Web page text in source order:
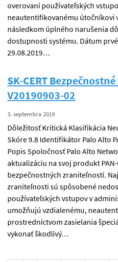
overovaní používateľských
neautentifikovanému útočníkovi
následkom úplného narušenia
dostupnosti systému. Dátum
29.08.2019…
SK-CERT
V20190903-02
3. septembra 2019
Dôležitosť Kritická Klasifikácia
Skóre 9.8 Identifikátor Palo Alto
Popis Spoločnosť Palo Alto
aktualizáciu na svoj produkt
bezpečnostných zraniteľností.
zraniteľnosti sú spôsobené
používateľských vstupov v
umožňujú vzdialenému,
prostredníctvom zasielania
vykonať škodlivý…